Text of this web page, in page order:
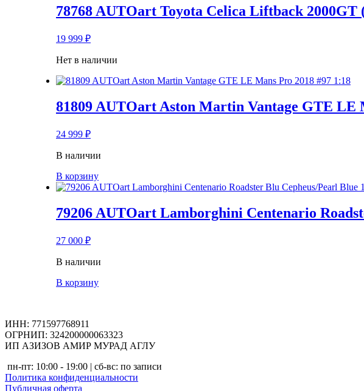
78768 AUTOart Toyota Celica Liftback 2000GT
19 999 ₽
Нет в наличии
81809 AUTOart Aston Martin Vantage GTE LE
24 999 ₽
В наличии
В корзину
79206 AUTOart Lamborghini Centenario
27 000 ₽
В наличии
В корзину
ИНН: 771597768911
ОГРНИП: 324200000063323
ИП АЗИЗОВ АМИР МУРАД АГЛУ
пн-пт: 10:00 - 19:00 | сб-вс: по записи
Политика конфиденциальности
Публичная оферта